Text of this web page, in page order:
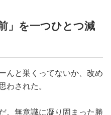
」を一つひとつ減
んと巣くってないか、改め
わされた。
。無意識に凝り固まった勝